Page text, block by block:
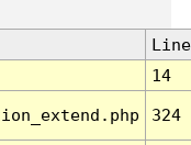
Line
14
324